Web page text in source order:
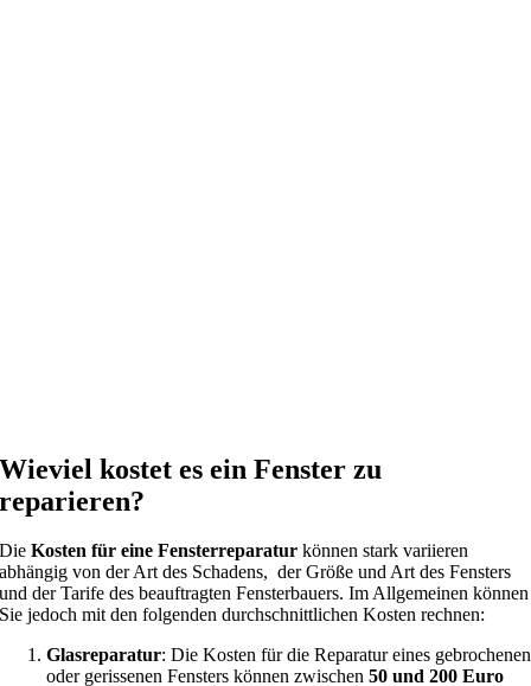
Wieviel kostet es ein Fenster zu
reparieren?
DieKosten für eine Fensterreparatur können stark variieren
abhängig von der Art des Schadens, der Größe und Art des Fensters
und der Tarife des beauftragten Fensterbauers. Im Allgemeinen können
Sie jedoch mit den folgenden durchschnittlichen Kosten rechnen:
Glasreparatur: Die Kosten für die Reparatur eines gebrochenen
oder gerissenen Fensters können zwischen50 und 200 Euro